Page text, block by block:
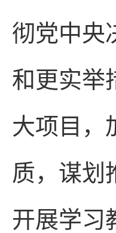
彻党中央
和更实举
大项目，
质，谋划
开展学习